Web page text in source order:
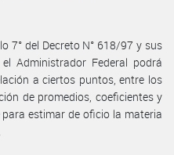
7° del Decreto N° 618/97 y sus
Administrador Federal podrá
a ciertos puntos, entre los
de promedios, coeficientes y
estimar de oficio la materia